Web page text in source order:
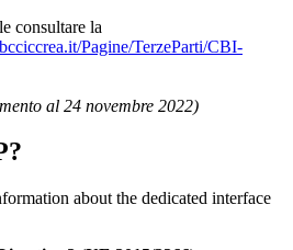
consultare la
Pagine/TerzeParti/CBI-
al 24 novembre 2022)
about the dedicated interface